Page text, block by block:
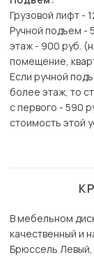
Грузовой лифт -
Ручной подъем -
этаж - 900 руб.
помещение,
Если ручной
более этаж, то
с первого - 590
стоимость этой
В мебельном
качественный и
Брюссель